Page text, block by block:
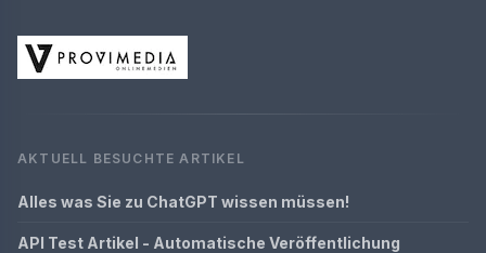
AKTUELL BESUCHTE ARTIKEL
Alles was Sie zu ChatGPT wissen müssen!
API Test Artikel - Automatische Veröffentlichung